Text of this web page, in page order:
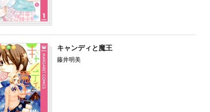
キャンディと魔王
藤井明美